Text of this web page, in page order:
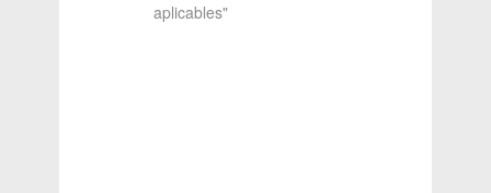
aplicables"